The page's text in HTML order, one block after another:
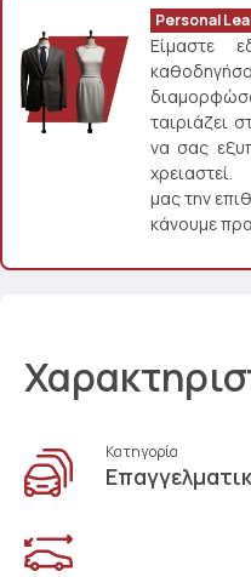
Personal
Είμαστε
ταιριάζει
να σας
μας την
κάνουμε
Κατηγορία